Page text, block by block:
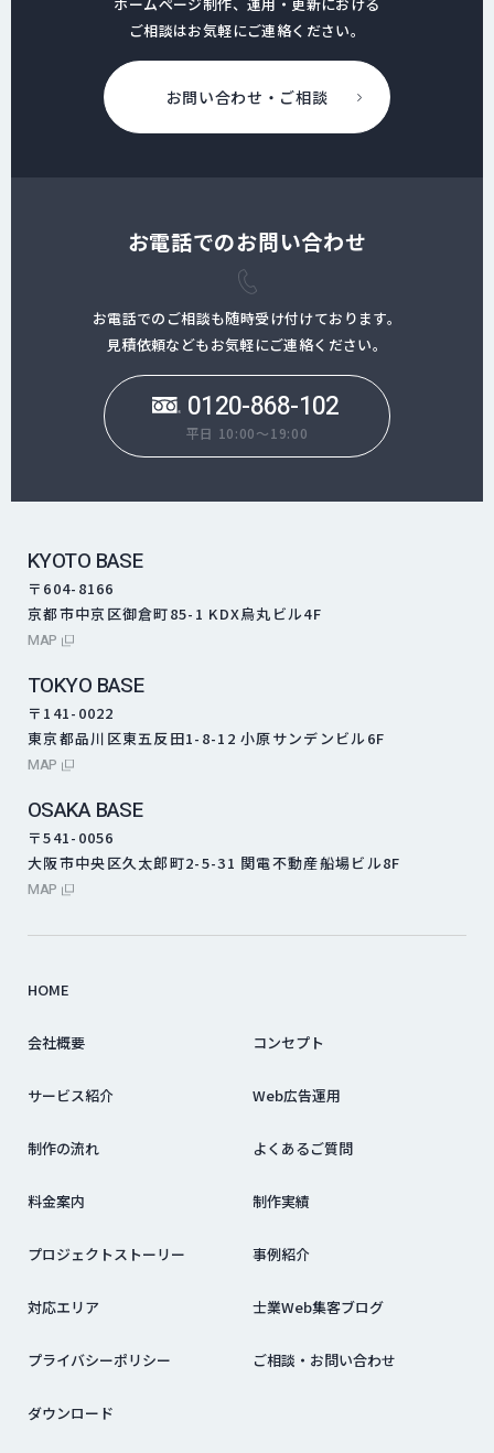
ご相談はお気軽にご連絡ください。
お問い合わせ・ご相談
お電話でのお問い合わせ
お電話でのご相談も随時受け付けております。
見積依頼などもお気軽にご連絡ください。
0120-868-102
平日 10:00～19:00
KYOTO BASE
〒604-8166
京都市中京区御倉町85-1 KDX烏丸ビル4F
MAP外部サイトにリンクします
TOKYO BASE
〒141-0022
東京都品川区東五反田1-8-12 小原サンデンビル6F
MAP外部サイトにリンクします
OSAKA BASE
〒541-0056
大阪市中央区久太郎町2-5-31 関電不動産船場ビル8F
MAP外部サイトにリンクします
HOME
会社概要 コンセプト
サービス紹介 Web広告運用
制作の流れ よくあるご質問
料金案内 制作実績
プロジェクトストーリー 事例紹介
対応エリア 士業Web集客ブログ
プライバシーポリシー ご相談・お問い合わせ
ダウンロード